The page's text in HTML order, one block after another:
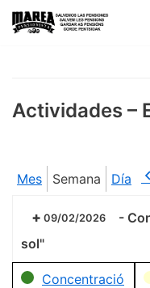
Saltar
Actividades –
Mes Semana Día
09/02/2026 -
sol"
Categorías
Concentració